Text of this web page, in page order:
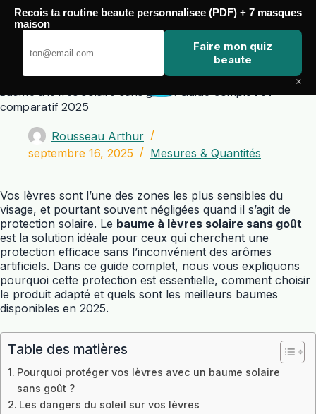
Passer
contenu
Baume à lèvres solaire sans goût : Guide complet et
comparatif 2025
Rousseau Arthur
septembre 16, 2025
Mesures & Quantités
Vos lèvres sont l’une des zones les plus sensibles du
visage, et pourtant souvent négligées quand il s’agit de
protection solaire. Le baume à lèvres solaire sans goût
est la solution idéale pour ceux qui cherchent une
protection efficace sans l’inconvénient des arômes
artificiels. Dans ce guide complet, nous vous expliquons
pourquoi cette protection est essentielle, comment choisir
le produit adapté et quels sont les meilleurs baumes
disponibles en 2025.
Table des matières
Pourquoi protéger vos lèvres avec un baume solaire
sans goût ?
Les dangers du soleil sur vos lèvres
Recois ta routine beaute personnalisee (PDF) + 7 masques
maison
Faire mon quiz
beaute
×